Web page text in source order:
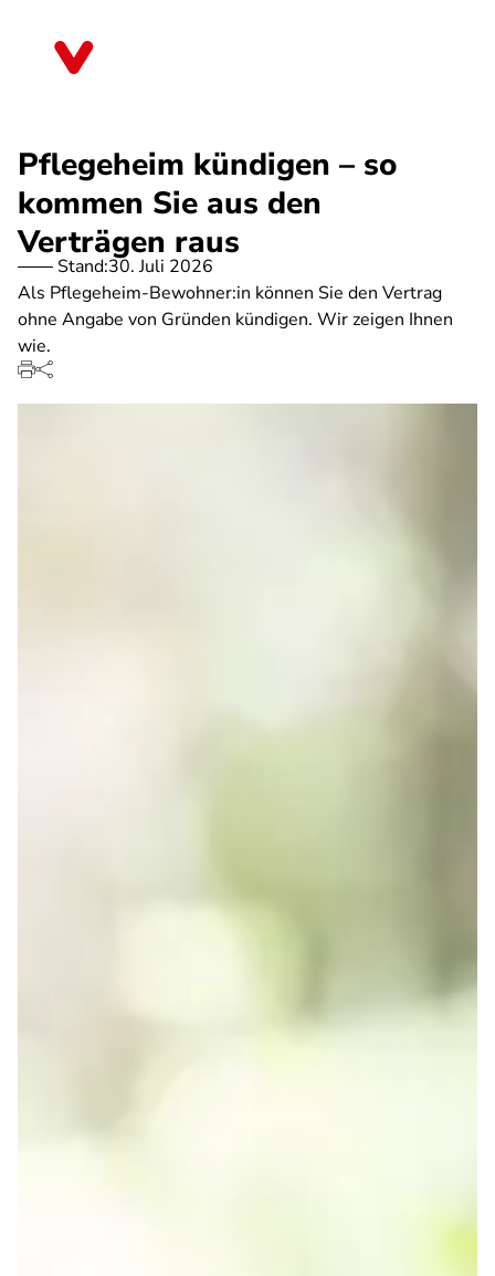
Pflegeheim kündigen – so
kommen Sie aus den
Verträgen raus
Stand:30. Juli 2026
Als Pflegeheim-Bewohner:in können Sie den Vertrag
ohne Angabe von Gründen kündigen. Wir zeigen Ihnen
wie.